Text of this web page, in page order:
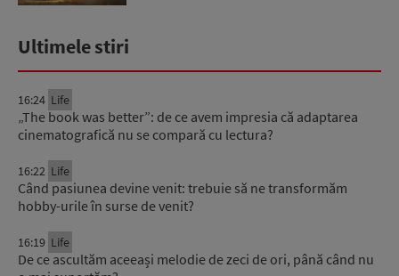
Ultimele stiri
16:24 Life
„The book was better”: de ce avem impresia că adaptarea
cinematografică nu se compară cu lectura?
16:22 Life
Când pasiunea devine venit: trebuie să ne transformăm
hobby-urile în surse de venit?
16:19 Life
De ce ascultăm aceeași melodie de zeci de ori, până când nu